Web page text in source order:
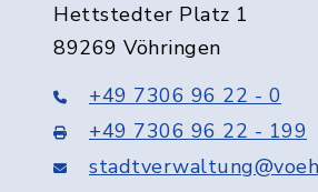
Hettstedter Platz 1
89269 Vöhringen
+49 7306 96 22 - 0
+49 7306 96 22 - 199